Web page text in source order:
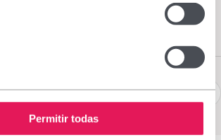
Permitir todas
que inclou altres productes com
i Liposomial Pliegues Labiales.